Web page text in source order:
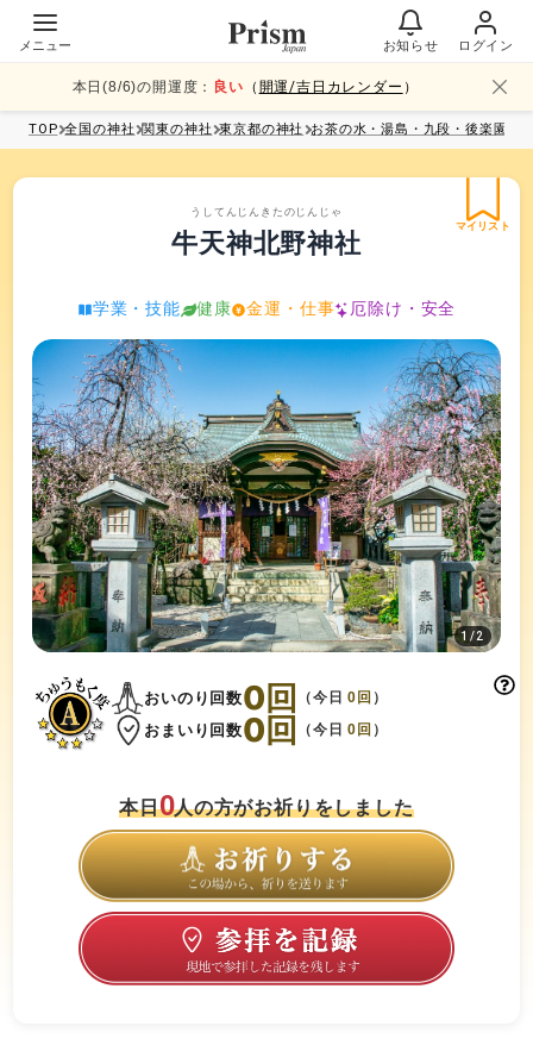
メニュー お知らせ ログイン
本日(8/6)の開運度： 良い （ 開運/吉日カレンダー ）
TOP 全国の神社 関東の神社 東京都の神社 お茶の水・湯島・九段・後楽園
マイリスト
うしてんじんきたのじんじゃ
牛天神北野神社
学業・技能 健康 金運・仕事 厄除け・安全
1/2
おいのり回数0回 （今日0 回 ）
おまいり回数0回 （今日0 回 ）
本日0人の方がお祈りをしました